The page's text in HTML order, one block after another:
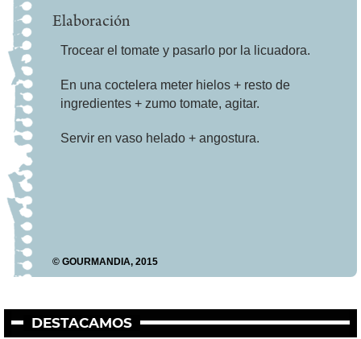
Elaboración
Trocear el tomate y pasarlo por la licuadora.
En una coctelera meter hielos + resto de
ingredientes + zumo tomate, agitar.
Servir en vaso helado + angostura.
© GOURMANDIA, 2015
DESTACAMOS